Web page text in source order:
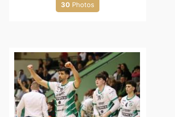
30 Photos